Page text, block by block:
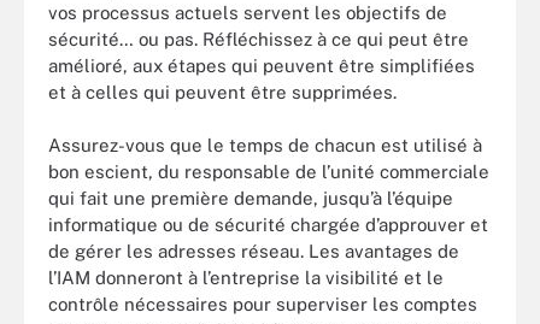
vos processus actuels servent les objectifs de
sécurité… ou pas. Réfléchissez à ce qui peut être
amélioré, aux étapes qui peuvent être simplifiées
et à celles qui peuvent être supprimées.
Assurez-vous que le temps de chacun est utilisé à
bon escient, du responsable de l’unité commerciale
qui fait une première demande, jusqu’à l’équipe
informatique ou de sécurité chargée d’approuver et
de gérer les adresses réseau. Les avantages de
l’IAM donneront à l’entreprise la visibilité et le
contrôle nécessaires pour superviser les comptes